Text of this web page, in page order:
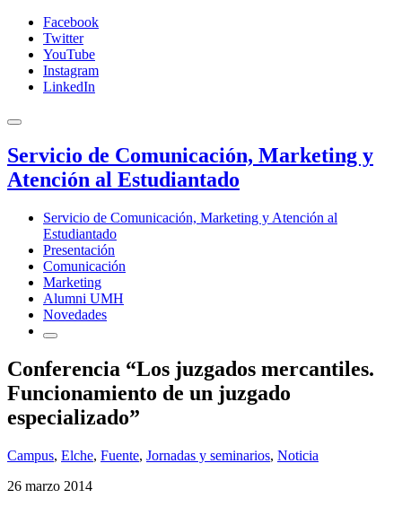
Facebook
Twitter
YouTube
Instagram
LinkedIn
Servicio de Comunicación, Marketing y
Atención al Estudiantado
Servicio de Comunicación, Marketing y Atención al
Estudiantado
Presentación
Comunicación
Marketing
Alumni UMH
Novedades
Conferencia “Los juzgados mercantiles.
Funcionamiento de un juzgado
especializado”
Campus, Elche, Fuente, Jornadas y seminarios, Noticia
26 marzo 2014